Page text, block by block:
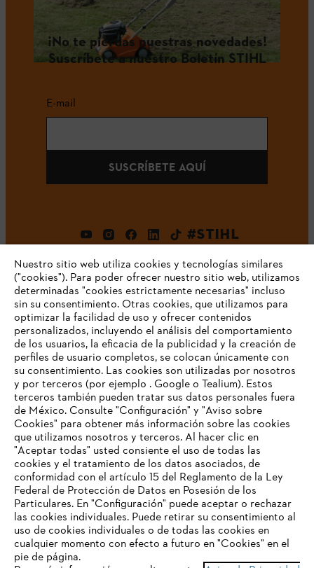
¡No te pierdas nuestras novedades!
Suscríbete a nuestro Boletín STIHL
E-mail
SUSCRÍBETE AQUÍ
#STIHL
Empresa
Preguntas frecuentes
Contacto
Aviso de privacidad
TU NAVEGADOR NO ES
COMPATIBLE
El navegador que estás utilizando no es compatible con
nuestra página web. Para que puedas disfrutar de nuestro
contenido, utiliza uno de los siguientes navegadores:
Nuestro sitio web utiliza cookies y tecnologías similares
("cookies"). Para poder ofrecer nuestro sitio web, utilizamos
determinadas "cookies estrictamente necesarias" incluso
sin su consentimiento. Otras cookies, que utilizamos para
optimizar la facilidad de uso y ofrecer contenidos
personalizados, incluyendo el análisis del comportamiento
de los usuarios, la eficacia de la publicidad y la creación de
perfiles de usuario completos, se colocan únicamente con
su consentimiento. Las cookies son utilizadas por nosotros
y por terceros (por ejemplo . Google o Tealium). Estos
terceros también pueden tratar sus datos personales fuera
de México. Consulte "Configuración" y "Aviso sobre
Cookies" para obtener más información sobre las cookies
que utilizamos nosotros y terceros. Al hacer clic en
"Aceptar todas" usted consiente el uso de todas las
cookies y el tratamiento de los datos asociados, de
conformidad con el artículo 15 del Reglamento de la Ley
Federal de Protección de Datos en Posesión de los
Particulares. En "Configuración" puede aceptar o rechazar
las cookies individuales. Puede retirar su consentimiento al
uso de cookies individuales o de todas las cookies en
cualquier momento con efecto a futuro en "Cookies" en el
pie de página.